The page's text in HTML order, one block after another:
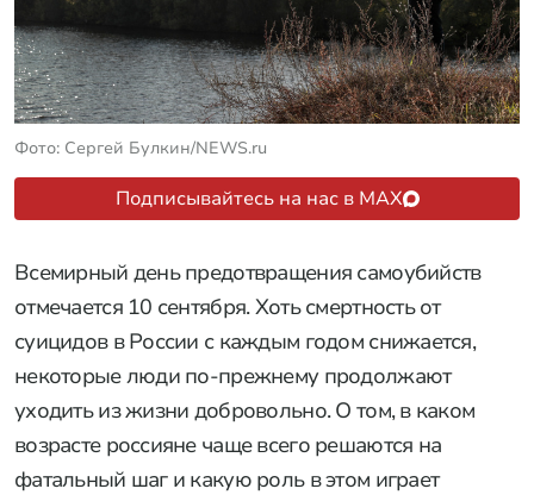
Фото: Сергей Булкин/NEWS.ru
Подписывайтесь на нас в MAX
Всемирный день предотвращения самоубийств
отмечается 10 сентября. Хоть смертность от
суицидов в России с каждым годом снижается,
некоторые люди по-прежнему продолжают
уходить из жизни добровольно. О том, в каком
возрасте россияне чаще всего решаются на
фатальный шаг и какую роль в этом играет